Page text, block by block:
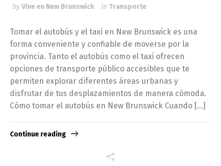
by Vive en New Brunswick in Transporte
Tomar el autobús y el taxi en New Brunswick es una
forma conveniente y confiable de moverse por la
provincia. Tanto el autobús como el taxi ofrecen
opciones de transporte público accesibles que te
permiten explorar diferentes áreas urbanas y
disfrutar de tus desplazamientos de manera cómoda.
Cómo tomar el autobús en New Brunswick Cuando […]
Continue reading